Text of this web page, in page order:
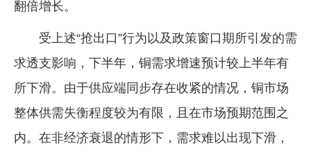
翻倍增长。
受上述“抢出口”行为以及政策窗口期所引发的需
求透支影响，下半年，铜需求增速预计较上半年有
所下滑。由于供应端同步存在收紧的情况，铜市场
整体供需失衡程度较为有限，且在市场预期范围之
内。在非经济衰退的情形下，需求难以出现下滑，